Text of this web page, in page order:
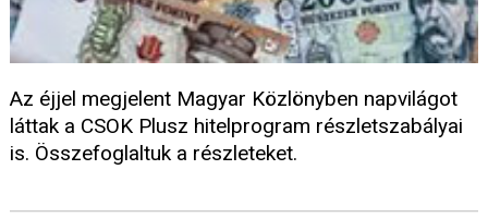
Az éjjel megjelent Magyar Közlönyben napvilágot
láttak a CSOK Plusz hitelprogram részletszabályai
is. Összefoglaltuk a részleteket.